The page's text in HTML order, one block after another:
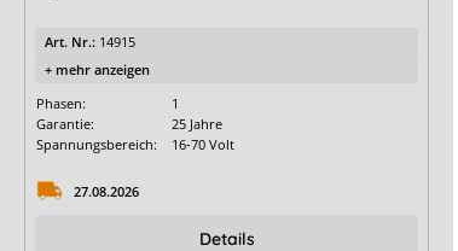
Art. Nr.: 14915
+ mehr anzeigen
Phasen:
1
Garantie:
25 Jahre
Spannungsbereich:
16-70 Volt
27.08.2026
Details